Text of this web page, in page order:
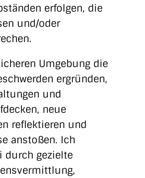
erfolgen, die
und/oder
Umgebung die
ergründen,
und
neue
reflektieren und
anstoßen. Ich
durch gezielte